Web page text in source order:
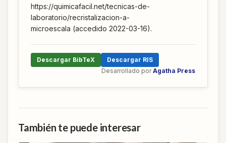
https://quimicafacil.net/tecnicas-de-
laboratorio/recristalizacion-a-
microescala (accedido 2022-03-16).
Descargar BibTeX
Descargar RIS
Desarrollado por Agatha Press
También te puede interesar